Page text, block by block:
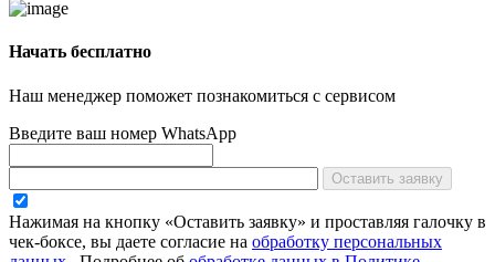
Начать бесплатно
Наш менеджер поможет познакомиться с сервисом
Введите ваш номер WhatsApp
Оставить заявку
Нажимая на кнопку «Оставить заявку» и проставляя галочку в
чек-боксе, вы даете согласие на обработку персональных